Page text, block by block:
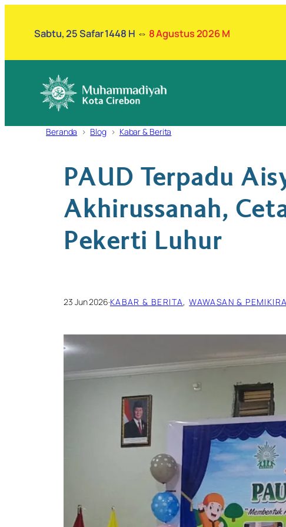
Sabtu, 25 Safar 1448 H ⇔ 8 Agustus 2026 M
Beranda Blog Kabar & Berita
PAUD Terpadu
Akhirussanah,
Pekerti Luhur
23 Jun 2026·KABAR & BERITA, WAWASAN &